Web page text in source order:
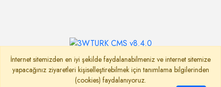
İnternet sitemizden en iyi şekilde faydalanabilmeniz ve internet sitemize
yapacağınız ziyaretleri kişiselleştirebilmek için tanımlama bilgilerinden
(cookies) faydalanıyoruz.